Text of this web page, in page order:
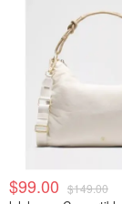
$99.00 $149.00